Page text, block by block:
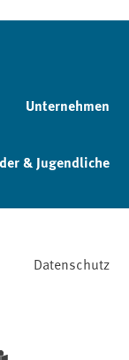
Unternehmen
& Jugendliche
Datenschutz